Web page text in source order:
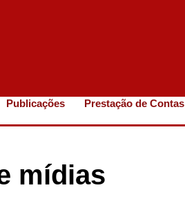
Publicações Prestação de Contas
mídias